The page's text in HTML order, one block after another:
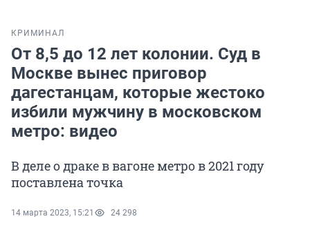
КРИМИНАЛ
От 8,5 до 12 лет колонии. Суд в
Москве вынес приговор
дагестанцам, которые жестоко
избили мужчину в московском
метро: видео
В деле о драке в вагоне метро в 2021 году
поставлена точка
14 марта 2023, 15:21 24 298